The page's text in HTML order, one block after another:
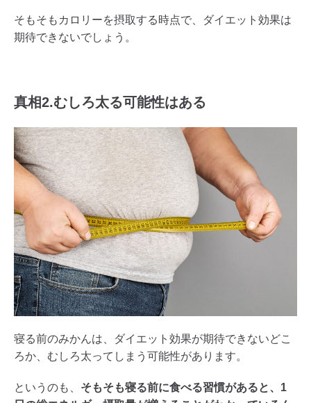
そもそもカロリーを摂取する時点で、ダイエット効果は
期待できないでしょう。
真相2.むしろ太る可能性はある
寝る前のみかんは、ダイエット効果が期待できないどこ
ろか、むしろ太ってしまう可能性があります。
というのも、 そもそも寝る前に食べる習慣があると、1